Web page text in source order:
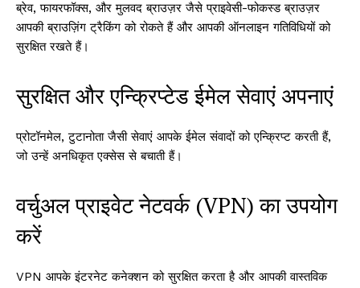
ब्रेव, फायरफॉक्स, और मुलवद ब्राउज़र जैसे प्राइवेसी-फोकस्ड ब्राउज़र
आपकी ब्राउज़िंग ट्रैकिंग को रोकते हैं और आपकी ऑनलाइन गतिविधियों को
सुरक्षित रखते हैं।
सुरक्षित और एन्क्रिप्टेड ईमेल सेवाएं अपनाएं
प्रोटॉनमेल, टुटानोता जैसी सेवाएं आपके ईमेल संवादों को एन्क्रिप्ट करती हैं,
जो उन्हें अनधिकृत एक्सेस से बचाती हैं।
वर्चुअल प्राइवेट नेटवर्क (VPN) का उपयोग
करें
VPN आपके इंटरनेट कनेक्शन को सुरक्षित करता है और आपकी वास्तविक